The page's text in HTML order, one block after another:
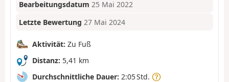
Bearbeitungsdatum 25 Mai 2022
Letzte Bewertung 27 Mai 2024
Aktivität: Zu Fuß
Distanz: 5,41 km
Durchschnittliche Dauer: 2:05 Std.